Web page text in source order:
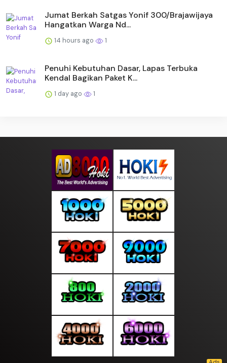
Jumat Berkah Satgas Yonif 300/Brajawijaya
Hangatkan Warga Nd...
14 hours ago 1
Penuhi Kebutuhan Dasar, Lapas Terbuka
Kendal Bagikan Paket K...
1 day ago 1